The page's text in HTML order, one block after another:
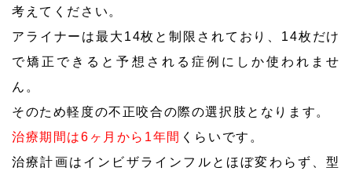
考えてください。
アライナーは最大14枚と制限されており、14枚だけ
で矯正できると予想される症例にしか使われませ
ん。
そのため軽度の不正咬合の際の選択肢となります。
治療期間は6ヶ月から1年間 くらいです。
治療計画はインビザラインフルとほぼ変わらず、型